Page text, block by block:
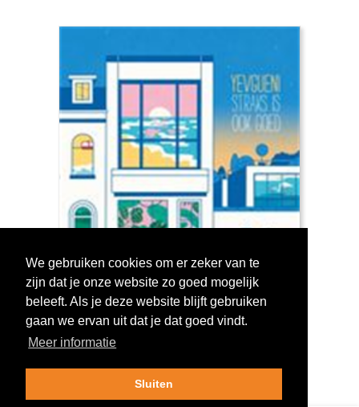
Log in om te stemmen!
We gebruiken cookies om er zeker van te
zijn dat je onze website zo goed mogelijk
beleeft. Als je deze website blijft gebruiken
gaan we ervan uit dat je dat goed vindt.
Meer informatie
Sluiten